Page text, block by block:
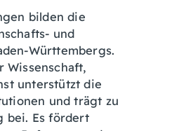
bilden die
und
Württembergs.
Wissenschaft,
unterstützt die
und trägt zu
bei. Es fördert